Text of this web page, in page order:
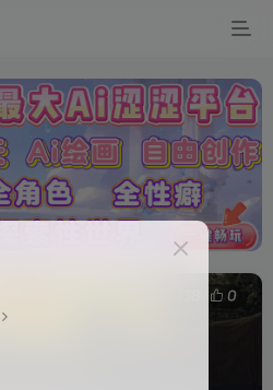
0